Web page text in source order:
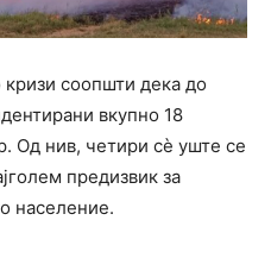
соопшти дека до
вкупно 18
Од нив, четири сè уште се
предизвик за
население.